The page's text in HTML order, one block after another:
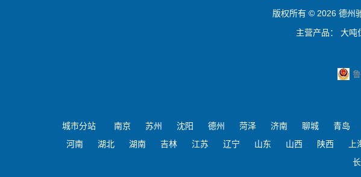
版权所有 © 2026 德州
主营产品： 大吨
城市分站 南京 苏州 沈阳 德州 菏泽 济南 聊城 青岛
河南
湖北 湖南 吉林 江苏 辽宁 山东 山西 陕西 上